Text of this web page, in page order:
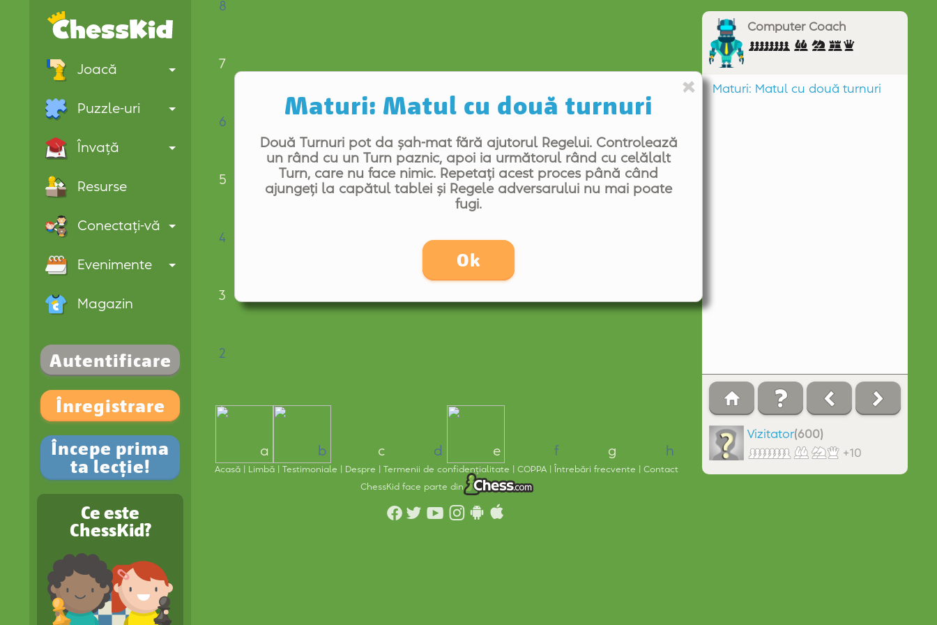
Joacă
Puzzle-uri
Învață
Resurse
Conectați-vă
Evenimente
Magazin
Autentificare
Înregistrare
Începe prima
ta lecție!
Ce este
ChessKid?
Maturi: Matul cu două turnuri
Două Turnuri pot da șah-mat fără ajutorul Regelui. Controlează
un rând cu un Turn paznic, apoi ia următorul rând cu celălalt
Turn, care nu face nimic. Repetați acest proces până când
ajungeți la capătul tablei și Regele adversarului nu mai poate
fugi.
Ok
8
7
6
5
4
3
2
1
a b c d e f g h
Acasă Limbă Testimoniale Despre Termenii de confidențialitate COPPA Întrebări frecvente Contact
ChessKid face parte din
Computer Coach
Maturi: Matul cu două turnuri
Vizitator(600)
+10